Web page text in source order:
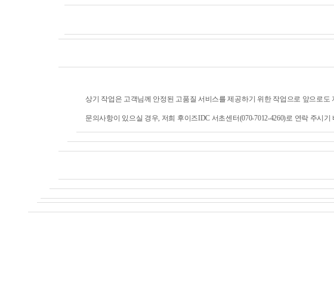
상기 작업은 고객님께 안정된 고품질 서비스를 제공하기 위한 작업으로 앞으로
문의사항이 있으실 경우, 저희 후이즈IDC 서초센터(070-7012-4260)로 연락 주시기